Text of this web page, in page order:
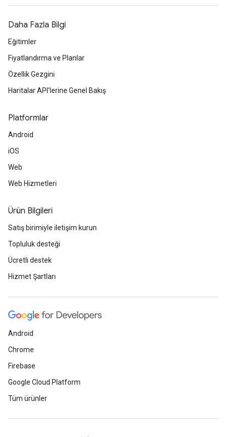
Daha Fazla Bilgi
Eğitimler
Fiyatlandırma ve Planlar
Özellik Gezgini
Haritalar API'lerine Genel Bakış
Platformlar
Android
iOS
Web
Web Hizmetleri
Ürün Bilgileri
Satış birimiyle iletişim kurun
Topluluk desteği
Ücretli destek
Hizmet Şartları
Android
Chrome
Firebase
Google Cloud Platform
Tüm ürünler